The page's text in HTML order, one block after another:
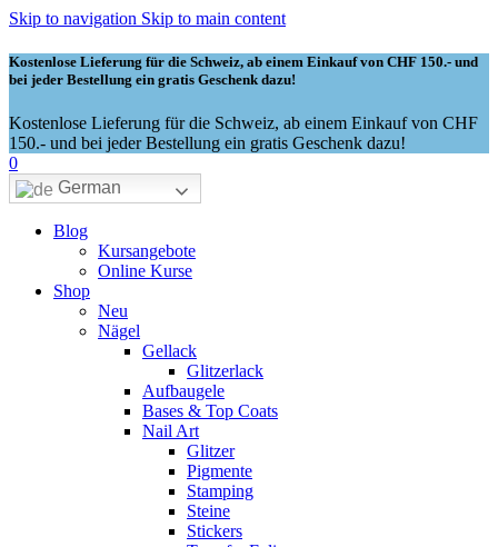
Skip to navigation Skip to main content
Kostenlose Lieferung für die Schweiz, ab einem Einkauf von CHF 150.- und
bei jeder Bestellung ein gratis Geschenk dazu!
Kostenlose Lieferung für die Schweiz, ab einem Einkauf von CHF
150.- und bei jeder Bestellung ein gratis Geschenk dazu!
0
German
Blog
Kursangebote
Online Kurse
Shop
Neu
Nägel
Gellack
Glitzerlack
Aufbaugele
Bases & Top Coats
Nail Art
Glitzer
Pigmente
Stamping
Steine
Stickers